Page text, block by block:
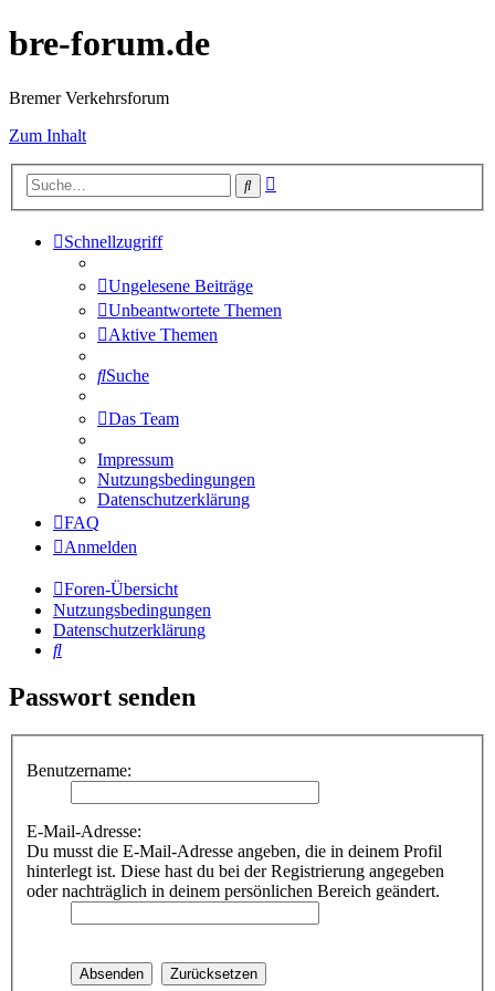
bre-forum.de
Bremer Verkehrsforum
Zum Inhalt
Suche
Schnellzugriff
Ungelesene Beiträge
Unbeantwortete Themen
Aktive Themen
Suche
Das Team
Impressum
Nutzungsbedingungen
Datenschutzerklärung
FAQ
Anmelden
Foren-Übersicht
Nutzungsbedingungen
Datenschutzerklärung
Suche
Passwort senden
Benutzername:
E-Mail-Adresse:
Du musst die E-Mail-Adresse angeben, die in deinem Profil
hinterlegt ist. Diese hast du bei der Registrierung angegeben
oder nachträglich in deinem persönlichen Bereich geändert.